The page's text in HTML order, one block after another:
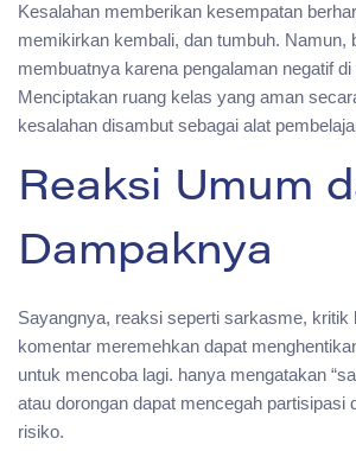
Kesalahan memberikan kesempatan
memikirkan kembali, dan tumbuh. Namun,
membuatnya karena pengalaman negatif di
Menciptakan ruang kelas yang aman
kesalahan disambut sebagai alat
Reaksi Umum
Dampaknya
Sayangnya, reaksi seperti sarkasme, kritik
komentar meremehkan dapat
untuk mencoba lagi. hanya mengatakan
atau dorongan dapat mencegah partisipasi
risiko.